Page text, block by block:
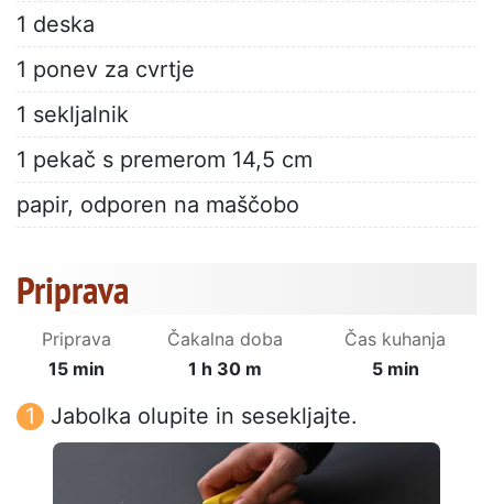
1 deska
1 ponev za cvrtje
1 sekljalnik
1 pekač s premerom 14,5 cm
papir, odporen na maščobo
Priprava
Priprava
15 min
Čakalna doba
1 h 30 m
Čas kuhanja
5 min
Jabolka olupite in sesekljajte.